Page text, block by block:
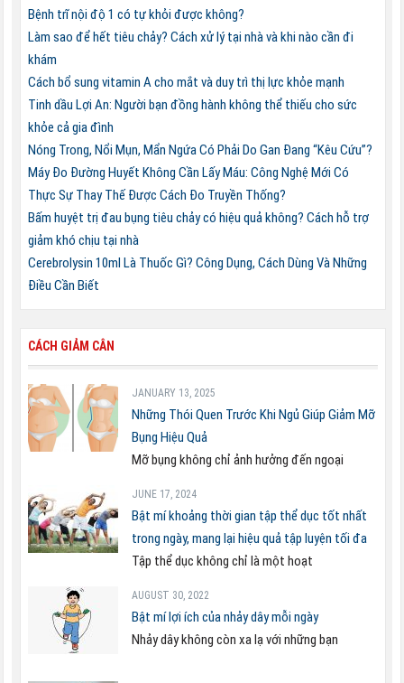
Bệnh trĩ nội độ 1 có tự khỏi được không?
Làm sao để hết tiêu chảy? Cách xử lý tại nhà và khi nào cần đi
khám
Cách bổ sung vitamin A cho mắt và duy trì thị lực khỏe mạnh
Tinh dầu Lợi An: Người bạn đồng hành không thể thiếu cho sức
khỏe cả gia đình
Nóng Trong, Nổi Mụn, Mẩn Ngứa Có Phải Do Gan Đang “Kêu Cứu”?
Máy Đo Đường Huyết Không Cần Lấy Máu: Công Nghệ Mới Có
Thực Sự Thay Thế Được Cách Đo Truyền Thống?
Bấm huyệt trị đau bụng tiêu chảy có hiệu quả không? Cách hỗ trợ
giảm khó chịu tại nhà
Cerebrolysin 10ml Là Thuốc Gì? Công Dụng, Cách Dùng Và Những
Điều Cần Biết
CÁCH GIẢM CÂN
JANUARY 13, 2025
Những Thói Quen Trước Khi Ngủ Giúp Giảm Mỡ
Bụng Hiệu Quả
Mỡ bụng không chỉ ảnh hưởng đến ngoại
JUNE 17, 2024
Bật mí khoảng thời gian tập thể dục tốt nhất
trong ngày, mang lại hiệu quả tập luyện tối đa
Tập thể dục không chỉ là một hoạt
AUGUST 30, 2022
Bật mí lợi ích của nhảy dây mỗi ngày
Nhảy dây không còn xa lạ với những bạn